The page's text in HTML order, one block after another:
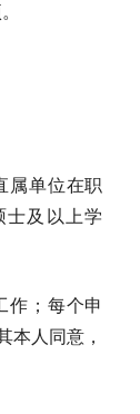
属单位在职
士及以上学
作；每个申
本人同意，